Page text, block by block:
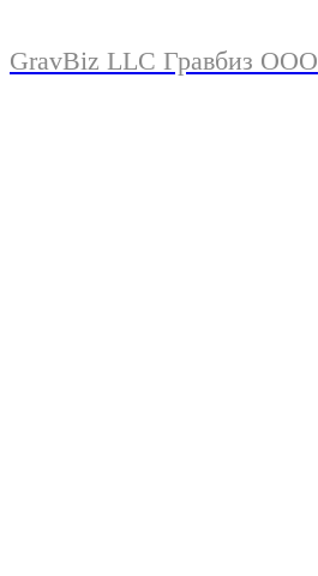
GravBiz LLC Гравбиз ООО